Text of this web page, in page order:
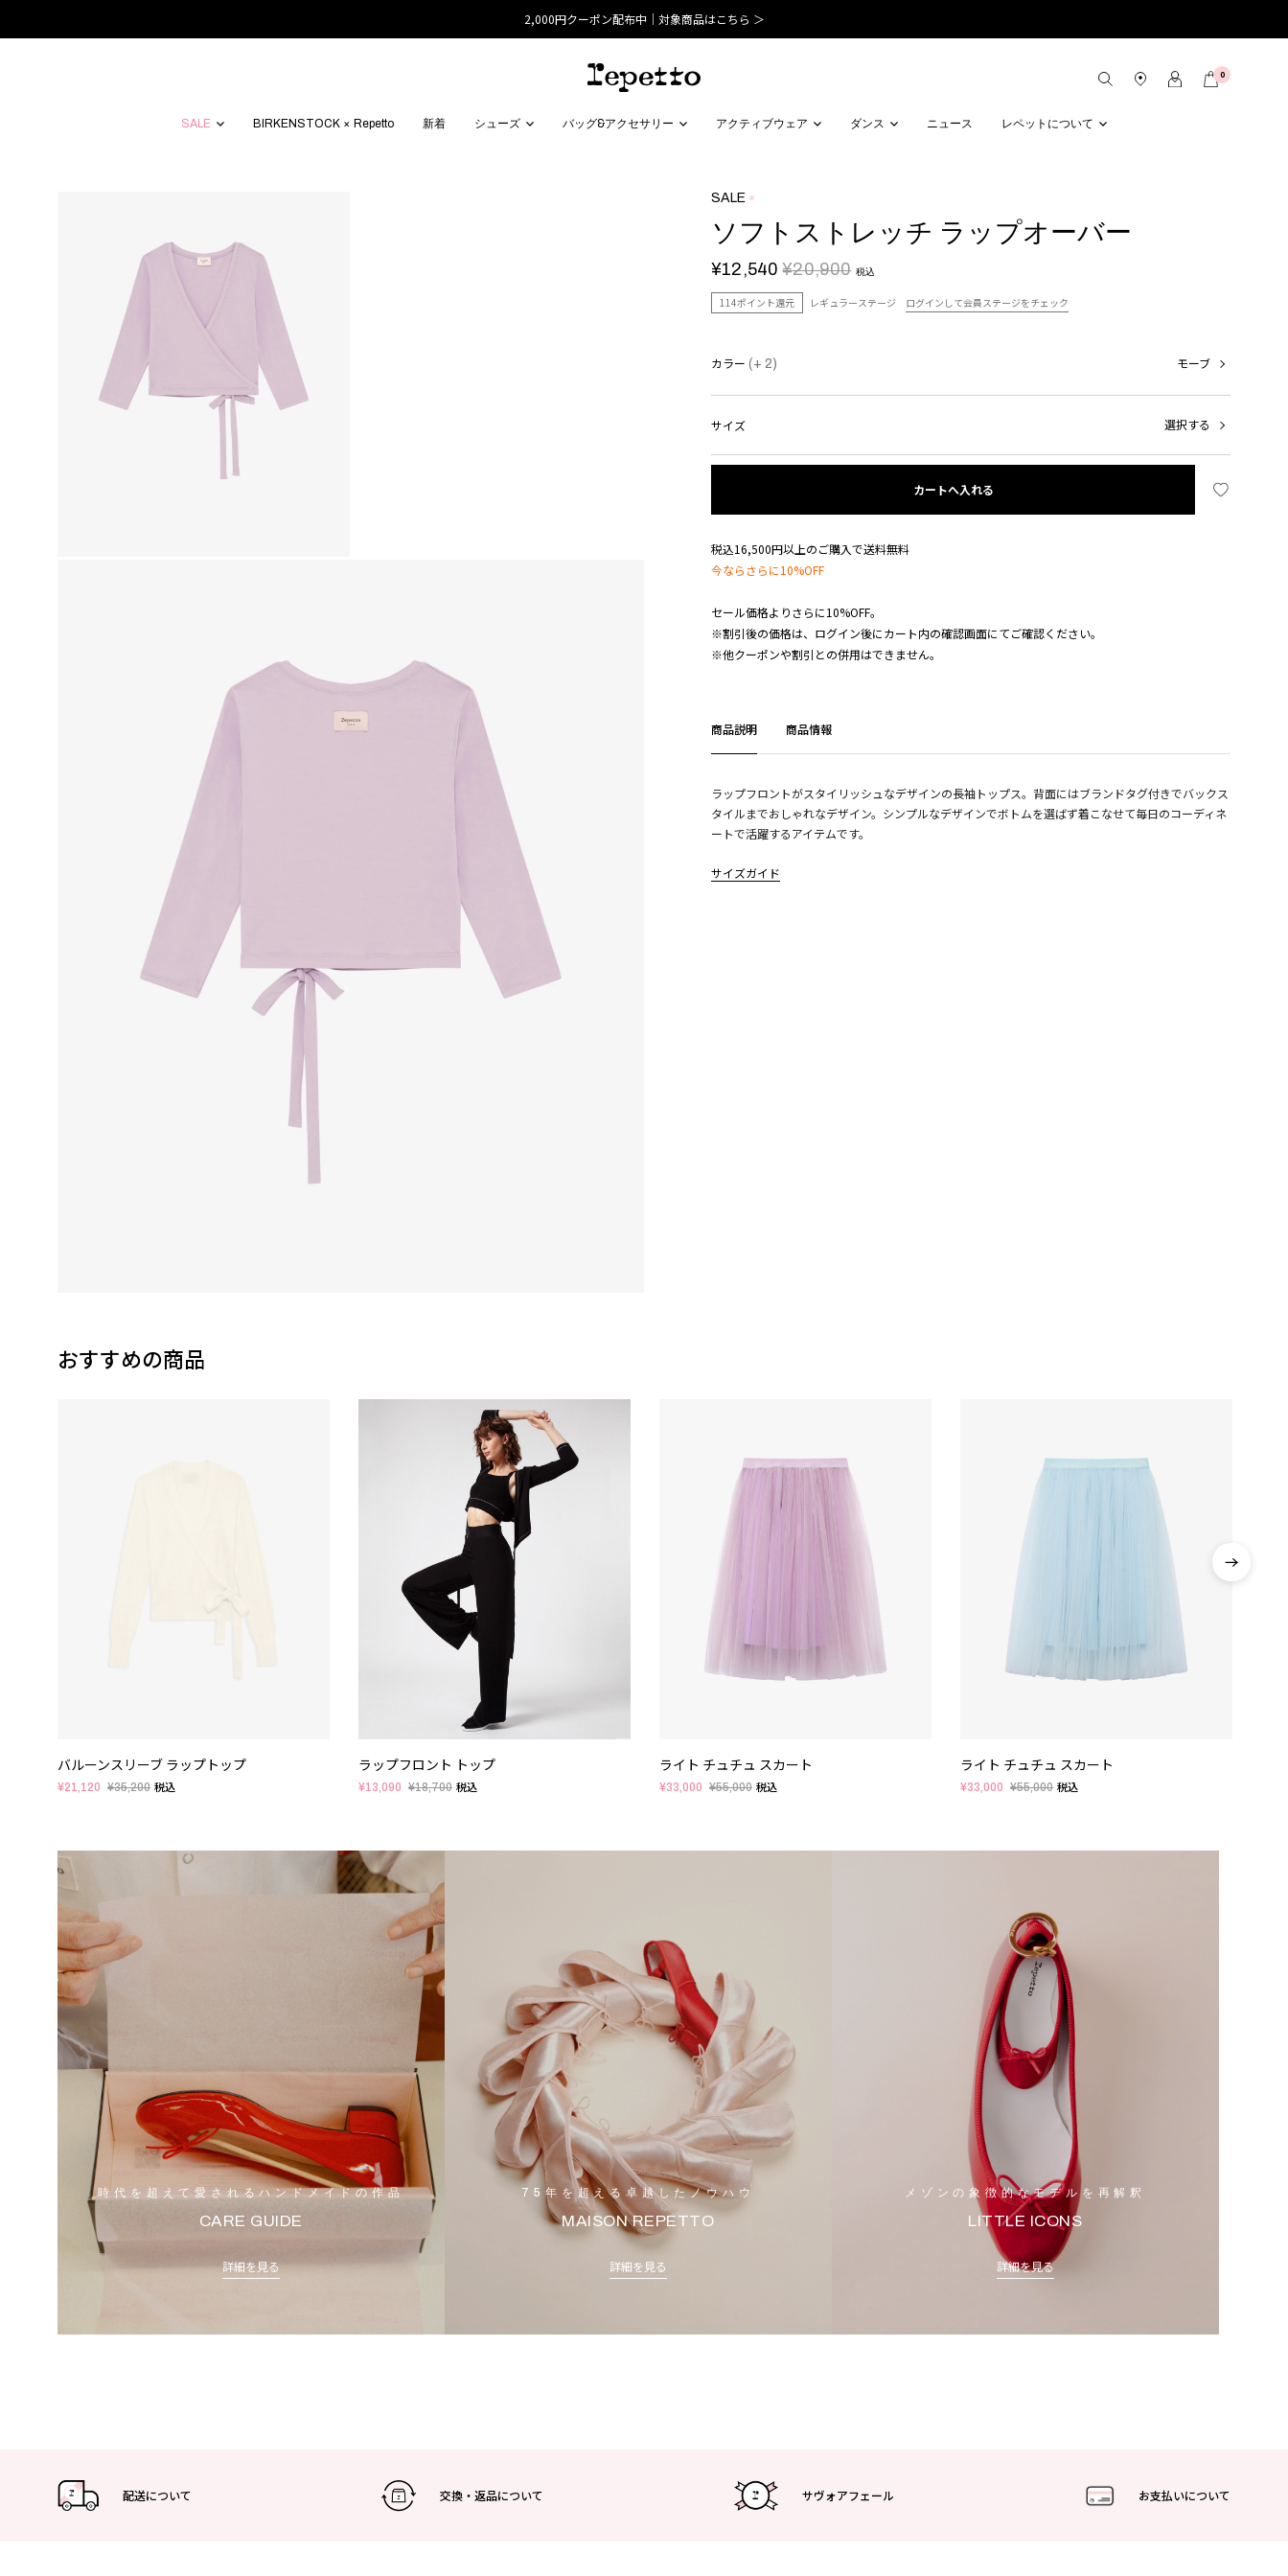
2,000円クーポン配布中｜対象商品はこちら ＞
0
SALE BIRKENSTOCK × Repetto 新着 シューズ バッグ&アクセサリー アクティブウェア ダンス ニュース レペットについて
SALE
ソフトストレッチ ラップオーバー
¥12,540 ¥20,900 税込
114ポイント還元 レギュラーステージ ログインして会員ステージをチェック
カラー (+ 2) モーブ
サイズ 選択する
カートへ入れる
税込16,500円以上のご購入で送料無料
今ならさらに10%OFF
セール価格よりさらに10%OFF。
※割引後の価格は、ログイン後にカート内の確認画面にてご確認ください。
※他クーポンや割引との併用はできません。
商品説明 商品情報
ラップフロントがスタイリッシュなデザインの長袖トップス。背面にはブランドタグ付きでバックス
タイルまでおしゃれなデザイン。シンプルなデザインでボトムを選ばず着こなせて毎日のコーディネ
ートで活躍するアイテムです。
サイズガイド
おすすめの商品
バルーンスリーブ ラップトップ
¥21,120 ¥35,200 税込
ラップフロント トップ
¥13,090 ¥18,700 税込
ライト チュチュ スカート
¥33,000 ¥55,000 税込
ライト チュチュ スカート
¥33,000 ¥55,000 税込
時代を超えて愛されるハンドメイドの作品
CARE GUIDE
詳細を見る
75年を超える卓越したノウハウ
MAISON REPETTO
詳細を見る
メゾンの象徴的なモデルを再解釈
LITTLE ICONS
詳細を見る
配送について 交換・返品について サヴォアフェール お支払いについて